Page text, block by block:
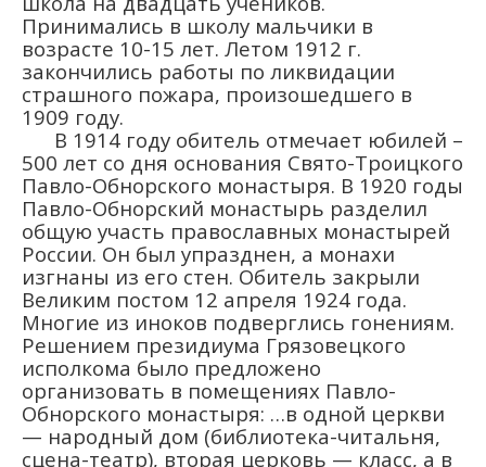
Принимались в школу мальчики в
возрасте 10-15 лет. Летом 1912 г.
закончились работы по ликвидации
страшного пожара, произошедшего в
1909 году.
В 1914 году обитель отмечает юбилей –
500 лет со дня основания Свято-Троицкого
Павло-Обнорского монастыря. В 1920 годы
Павло-Обнорский монастырь разделил
общую участь православных монастырей
России. Он был упразднен, а монахи
изгнаны из его стен. Обитель закрыли
Великим постом 12 апреля 1924 года.
Многие из иноков подверглись гонениям.
Решением президиума Грязовецкого
исполкома было предложено
организовать в помещениях Павло-
Обнорского монастыря: …в одной церкви
— народный дом (библиотека-читальня,
сцена-театр), вторая церковь — класс, а в